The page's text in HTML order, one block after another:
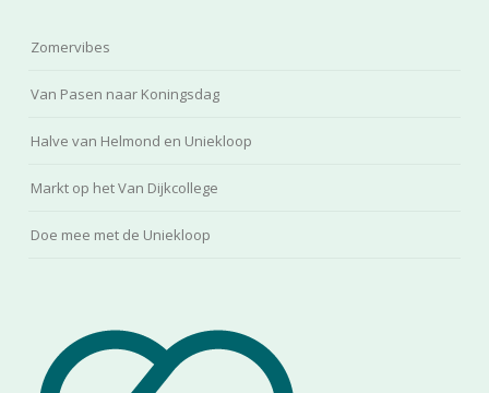
Zomervibes
Van Pasen naar Koningsdag
Halve van Helmond en Uniekloop
Markt op het Van Dijkcollege
Doe mee met de Uniekloop